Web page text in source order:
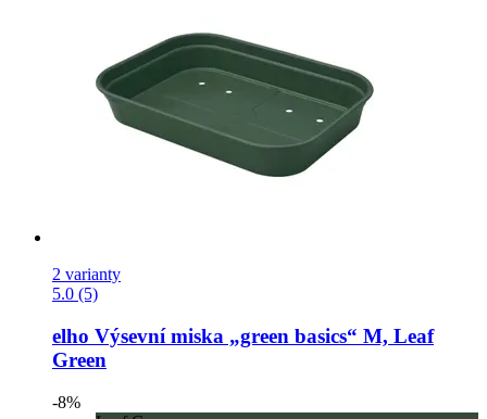
2 varianty
5.0 (5)
elho Výsevní miska „green basics“ M, Leaf
Green
-8%